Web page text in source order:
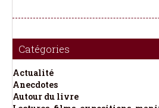
Catégories
Actualité
Anecdotes
Autour du livre